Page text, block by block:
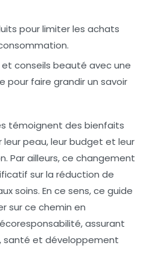
pour limiter les achats
conseils beauté avec une
faire grandir un savoir
témoignent des bienfaits
leur peau, leur budget et leur
Par ailleurs, ce changement
sur la réduction de
soins. En ce sens, ce guide
sur ce chemin en
assurant
santé et développement